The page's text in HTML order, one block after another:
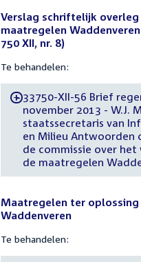
Verslag schriftelijk overleg
maatregelen
750 XII, nr. 8)
Te behandelen:
-33750-XII-56 Brief
november 2013 - W.J.
staatssecretaris van
en Milieu Antwoorden
de commissie over het
de maatregelen
Maatregelen ter
Waddenveren
Te behandelen: